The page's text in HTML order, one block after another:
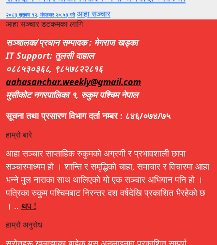
२०८३ श्रावण १२, मंगलवार २०:५३ गते आहा सञ्चार
आहा सञ्चार डटकमका लागि
सञ्चालक/प्रधान सम्पादक : मेगराज खड्का
IT Support: तुलसी दाहाल
०८८५३०३६८, ९८५७८२२८१६
aahasanchar.weekly@gmail.com
मुसीकोट नगरपालिका १, रुकुम पश्चिम नेपाल
सूचना तथा प्रसारण विभाग दर्ता नम्बर : ८४६/०७४/७५
हाम्रो बारे
आहा सञ्चार साप्ताहिक रुकुमको अग्रणी र प्रभावशाली छापा
सञ्चारमाध्यम हो । शान्ति र समृद्धिको चाहा, समाचार र विचारमा आहा
भन्ने मुल नाराका साथ थालिएको यो एक सञ्चार अभियान पनि हो ।
पत्रिका रुकुम पश्चिमबाट निरन्तर दश वर्षदेखि प्रकाशित भैरहेको छ
। .. थप !
हाम्रो अनुरोध